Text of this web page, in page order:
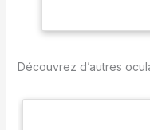
Découvrez d’autres